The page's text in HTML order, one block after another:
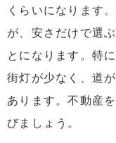
くらいになります
が、安さだけで選
とになります。特
街灯が少なく、道
あります。不動産
びましょう。